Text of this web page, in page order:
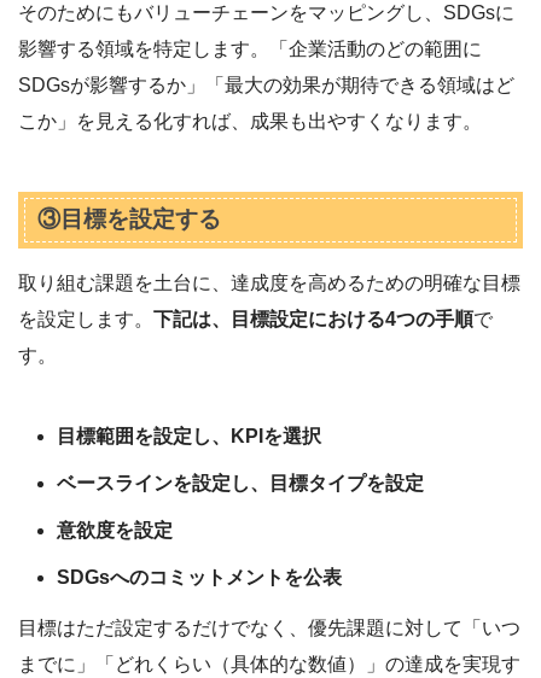
そのためにもバリューチェーンをマッピングし、SDGsに
影響する領域を特定します。「企業活動のどの範囲に
SDGsが影響するか」「最大の効果が期待できる領域はど
こか」を見える化すれば、成果も出やすくなります。
③目標を設定する
取り組む課題を土台に、達成度を高めるための明確な目標
を設定します。 下記は、目標設定における4つの手順で
す。
目標範囲を設定し、KPIを選択
ベースラインを設定し、目標タイプを設定
意欲度を設定
SDGsへのコミットメントを公表
目標はただ設定するだけでなく、優先課題に対して「いつ
までに」「どれくらい（具体的な数値）」の達成を実現す